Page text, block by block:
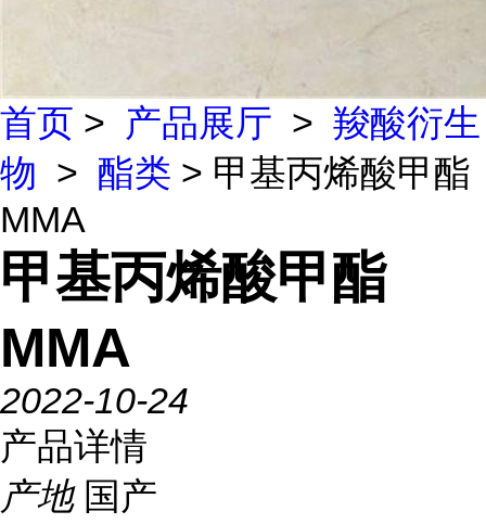
首页 > 产品展厅 > 羧酸衍生
物 > 酯类 > 甲基丙烯酸甲酯
MMA
甲基丙烯酸甲酯
MMA
2022-10-24
产品详情
产地 国产